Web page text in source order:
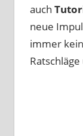
auch
neue
immer